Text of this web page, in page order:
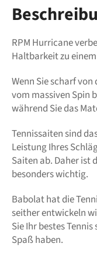
RPM Hurricane
Haltbarkeit zu
Wenn Sie scharf
vom massiven Spin
während Sie das
Tennissaiten sind
Leistung Ihres
Saiten ab. Daher ist
besonders wichtig.
Babolat hat die
seither entwickeln
Sie Ihr bestes
Spaß haben.